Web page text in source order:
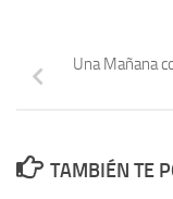
Una Mañana
TAMBIÉN TE